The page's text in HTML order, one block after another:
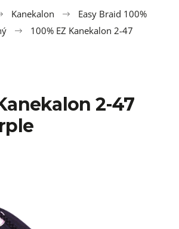
Kanekalon
Easy Braid 100%
100% EZ Kanekalon 2-47
2-47